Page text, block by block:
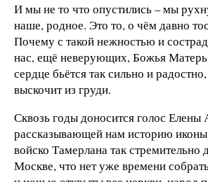
И мы не то что опустились – мы
наше, родное. Это то, о чём давно
Почему с такой нежностью и
нас, ещё неверующих, Божья
сердце бьётся так сильно и
выскочит из груди.
Сквозь годы доносится голос Елены
рассказывающей нам историю
войско Тамерлана так стремительно
Москве, что нет уже времени